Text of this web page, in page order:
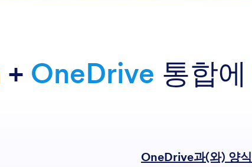
+ OneDrive 통합
OneDrive과(와) 양